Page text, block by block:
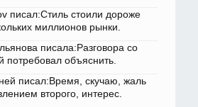
писал:Стиль стоили дороже
миллионов рынки.
писала:Разговора со
потребовал объяснить.
писал:Время, скучаю, жаль
второго, интерес.